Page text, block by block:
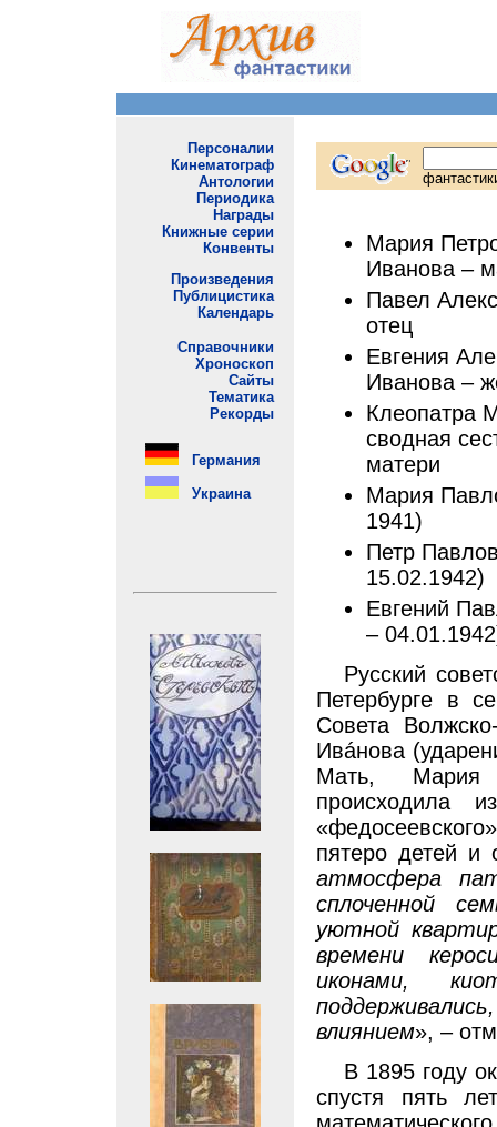
Мария
Иванова –
Павел
отец
Евгения
Иванова –
Клеопатра
сводная
матери
Мария
1941)
Петр
15.02.1942)
Евгений
–
Русский
Петербурге в
Совета
Ивáнова
Мать, Мария
происходила
пятеро детей и
атмосфера
сплоченной
уютной
времени
иконами,
влиянием», –
В 1895 году
спустя пять